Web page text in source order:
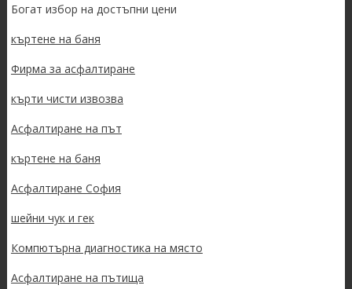
Богат избор на достъпни цени
къртене на баня
Фирма за асфалтиране
кърти чисти извозва
Асфалтиране на път
къртене на баня
Асфалтиране София
шейни чук и гек
Компютърна диагностика на място
Асфалтиране на пътища